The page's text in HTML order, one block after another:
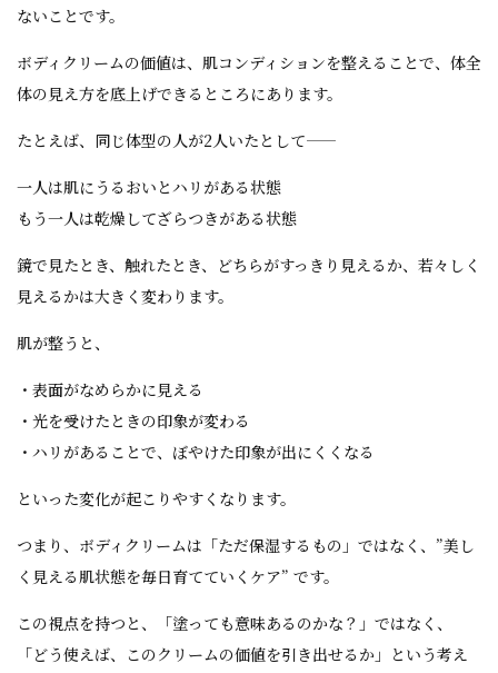
ないことです。
ボディクリームの価値は、肌コンディションを整えることで、体全
体の見え方を底上げできるところにあります。
たとえば、同じ体型の人が2人いたとして——
一人は肌にうるおいとハリがある状態
もう一人は乾燥してざらつきがある状態
鏡で見たとき、触れたとき、どちらがすっきり見えるか、若々しく
見えるかは大きく変わります。
肌が整うと、
・表面がなめらかに見える
・光を受けたときの印象が変わる
・ハリがあることで、ぼやけた印象が出にくくなる
といった変化が起こりやすくなります。
つまり、ボディクリームは「ただ保湿するもの」ではなく、”美し
く見える肌状態を毎日育てていくケア” です。
この視点を持つと、「塗っても意味あるのかな？」ではなく、
「どう使えば、このクリームの価値を引き出せるか」という考え